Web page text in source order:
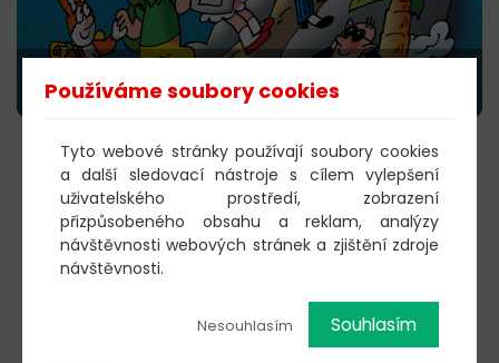
KOUPIT VSTUPENKY
pondělí-čtvrtek: 10:00-16:00
Používáme soubory cookies
Tyto webové stránky používají soubory cookies
a další sledovací nástroje s cílem vylepšení
uživatelského prostředí, zobrazení
přizpůsobeného obsahu a reklam, analýzy
návštěvnosti webových stránek a zjištění zdroje
návštěvnosti.
Nesouhlasím Souhlasím